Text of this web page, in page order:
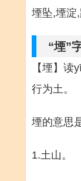
堙坠,堙淀
“堙”
【堙】
行为土。
堙的意思
1.土山。